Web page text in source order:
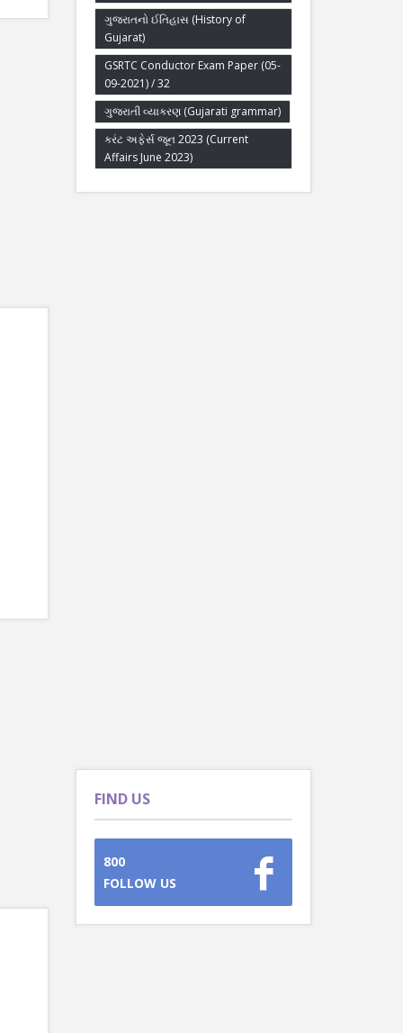
ગુજરાતનો ઈતિહાસ (History of
Gujarat)
GSRTC Conductor Exam Paper (05-
09-2021) / 32
ગુજરાતી વ્યાકરણ (Gujarati grammar)
કરંટ અફેર્સ જૂન 2023 (Current
Affairs June 2023)
FIND US
800
FOLLOW US